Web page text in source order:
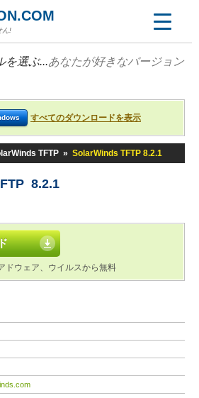
ん!
を選ぶ...あなたが好きなバージョン
すべてのダウンロードを表示
TFTP » SolarWinds TFTP 8.2.1
8.2.1
ドウェア、ウイルスから無料